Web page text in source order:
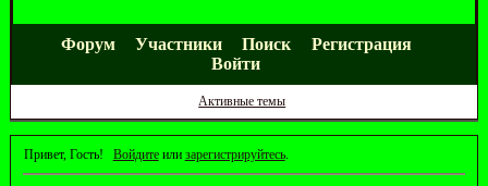
Форум Участники Поиск
Регистрация
Войти
Активные темы
Привет, Гость! Войдитеили зарегистрируйтесь.